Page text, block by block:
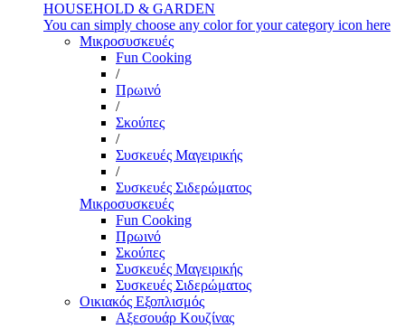
HOUSEHOLD & GARDEN
You can simply choose any color for your category icon here
Μικροσυσκευές
Fun Cooking
/
Πρωινό
/
Σκούπες
/
Συσκευές Μαγειρικής
/
Συσκευές Σιδερώματος
Μικροσυσκευές
Fun Cooking
Πρωινό
Σκούπες
Συσκευές Μαγειρικής
Συσκευές Σιδερώματος
Οικιακός Εξοπλισμός
Αξεσουάρ Κουζίνας